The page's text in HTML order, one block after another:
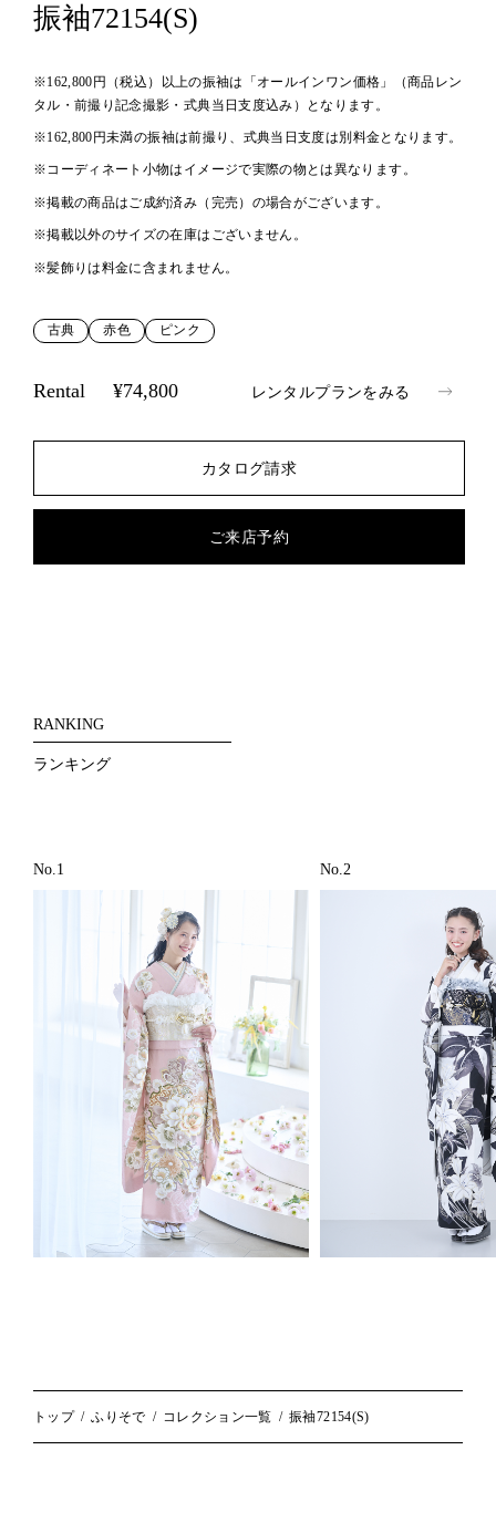
トップ ふりそで コレクション一覧 振袖72154(S)
振袖72154(S)
※162,800円（税込）以上の振袖は「オールインワン価格」（商品レン
タル・前撮り記念撮影・式典当日支度込み）となります。
※162,800円未満の振袖は前撮り、式典当日支度は別料金となります。
※コーディネート小物はイメージで実際の物とは異なります。
※掲載の商品はご成約済み（完売）の場合がございます。
※掲載以外のサイズの在庫はございません。
※髪飾りは料金に含まれません。
古典 赤色 ピンク
Rental ¥74,800 レンタルプランをみる
カタログ請求
ご来店予約
RANKING
ランキング
No.1 No.2